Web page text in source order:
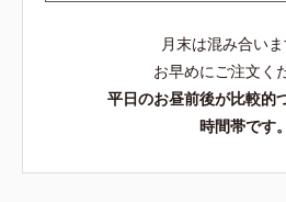
月末は混み合い
お早めにご注文く
平日のお昼前後が比較的
時間帯です。